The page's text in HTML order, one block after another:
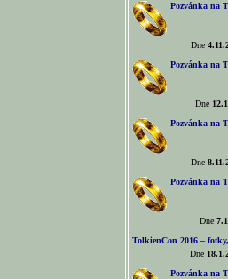
Pozvánka na
Dne
Pozvánka na
Dne
Pozvánka na
Dne
Pozvánka na
Dne
TolkienCon 2016 –
Dne
Pozvánka na